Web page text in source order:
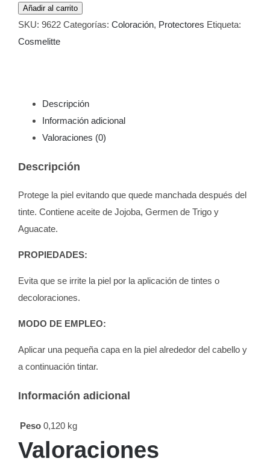
Antimanchas
Añadir al carrito
SKU: 9622 Categorías: Coloración, Protectores Etiqueta:
Cosmelitte
Descripción
Información adicional
Valoraciones (0)
Descripción
Protege la piel evitando que quede manchada después del
tinte. Contiene aceite de Jojoba, Germen de Trigo y
Aguacate.
PROPIEDADES:
Evita que se irrite la piel por la aplicación de tintes o
decoloraciones.
MODO DE EMPLEO:
Aplicar una pequeña capa en la piel alrededor del cabello y
a continuación tintar.
Información adicional
Peso 0,120 kg
Valoraciones